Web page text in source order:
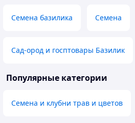
Семена базилика Семена
Сад-ород и госптовары Базилик
Популярные категории
Семена и клубни трав и цветов